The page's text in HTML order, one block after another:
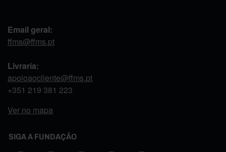
Email geral:
ffms@ffms.pt
Livraria:
apoioaocliente@ffms.pt
+351 219 381 223
Ver no mapa
SIGA A FUNDAÇÃO